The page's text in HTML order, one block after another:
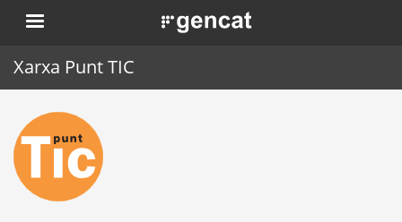
Pasar
al
. Obre en una nova finestra.
Xarxa Punt TIC
Inicio
Punt TIC
Actualidad